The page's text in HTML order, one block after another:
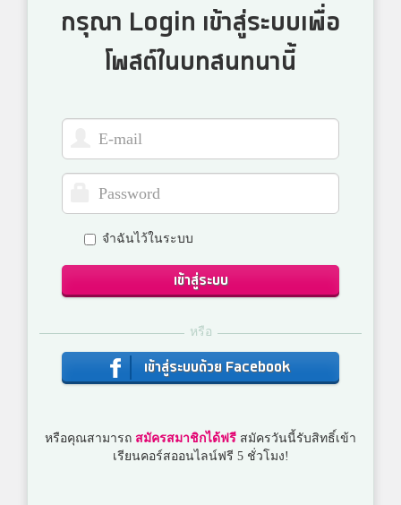
กรุณา Login เข้าสู่ระบบเพื่อ
โพสต์ในบทสนทนานี้
จำฉันไว้ในระบบ
เข้าสู่ระบบ
หรือ
เข้าสู่ระบบด้วย Facebook
หรือคุณสามารถ สมัครสมาชิกได้ฟรี สมัครวันนี้รับสิทธิ์เข้า
เรียนคอร์สออนไลน์ฟรี 5 ชั่วโมง!